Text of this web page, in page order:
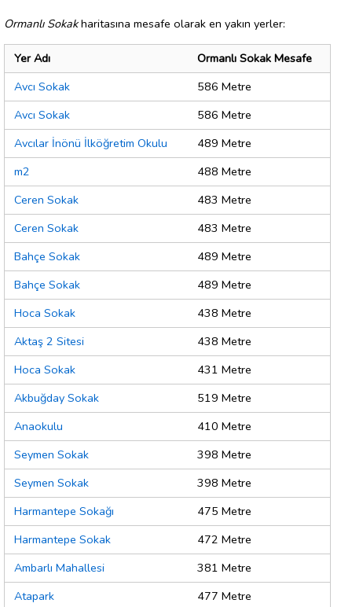
Ormanlı Sokakharitasına mesafe olarak en yakın yerler:
Yer Adı
Ormanlı Sokak Mesafe
Avcı Sokak
586 Metre
Avcı Sokak
586 Metre
Avcılar İnönü İlköğretim Okulu
489 Metre
m2
488 Metre
Ceren Sokak
483 Metre
Ceren Sokak
483 Metre
Bahçe Sokak
489 Metre
Bahçe Sokak
489 Metre
Hoca Sokak
438 Metre
Aktaş 2 Sitesi
438 Metre
Hoca Sokak
431 Metre
Akbuğday Sokak
519 Metre
Anaokulu
410 Metre
Seymen Sokak
398 Metre
Seymen Sokak
398 Metre
Harmantepe Sokağı
475 Metre
Harmantepe Sokak
472 Metre
Ambarlı Mahallesi
381 Metre
Atapark
477 Metre